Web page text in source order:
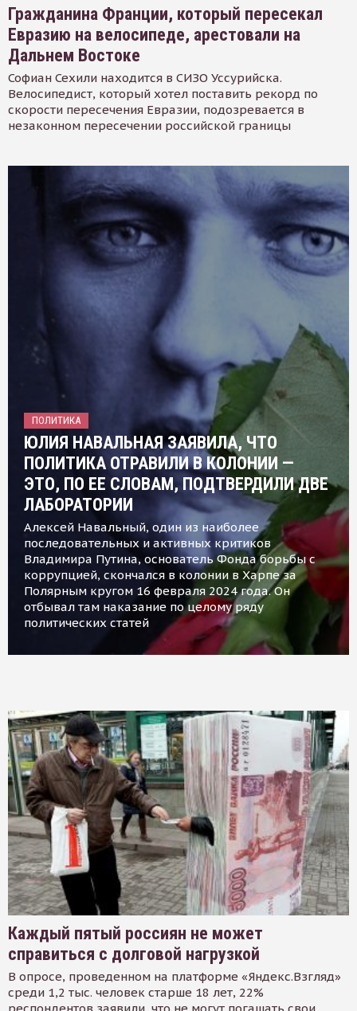
Гражданина Франции, который пересекал
Евразию на велосипеде, арестовали на
Дальнем Востоке
Софиан Сехили находится в СИЗО Уссурийска.
Велосипедист, который хотел поставить рекорд по
скорости пересечения Евразии, подозревается в
незаконном пересечении российской границы
ПОЛИТИКА
ЮЛИЯ НАВАЛЬНАЯ ЗАЯВИЛА, ЧТО
ПОЛИТИКА ОТРАВИЛИ В КОЛОНИИ —
ЭТО, ПО ЕЕ СЛОВАМ, ПОДТВЕРДИЛИ ДВЕ
ЛАБОРАТОРИИ
Алексей Навальный, один из наиболее
последовательных и активных критиков
Владимира Путина, основатель Фонда борьбы с
коррупцией, скончался в колонии в Харпе за
Полярным кругом 16 февраля 2024 года. Он
отбывал там наказание по целому ряду
политических статей
Каждый пятый россиян не может
справиться с долговой нагрузкой
В опросе, проведенном на платформе «Яндекс.Взгляд»
среди 1,2 тыс. человек старше 18 лет, 22%
респондентов заявили, что не могут погашать свои